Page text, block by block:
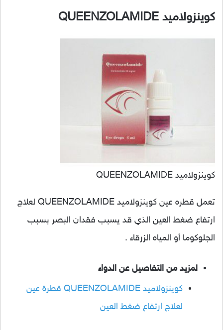
كوينزولاميد QUEENZOLAMIDE
كوينزولاميد QUEENZOLAMIDE
تعمل قطره عين كوينزولاميد QUEENZOLAMIDE لعلاج
ارتفاع ضغط العين الذي قد يسبب فقدان البصر بسبب
الجلوكوما أو المياه الزرقاء .
لمزيد من التفاصيل عن الدواء
كوينزولاميد QUEENZOLAMIDE قطرة عين
لعلاج ارتفاع ضغط العين